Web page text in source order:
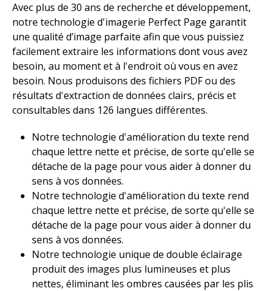
Avec plus de 30 ans de recherche et développement,
notre technologie d'imagerie Perfect Page garantit
une qualité d’image parfaite afin que vous puissiez
facilement extraire les informations dont vous avez
besoin, au moment et à l'endroit où vous en avez
besoin. Nous produisons des fichiers PDF ou des
résultats d'extraction de données clairs, précis et
consultables dans 126 langues différentes. ​
Notre technologie d'amélioration du texte rend
chaque lettre nette et précise, de sorte qu'elle se
détache de la page pour vous aider à donner du
sens à vos données.​ ​
Notre technologie d'amélioration du texte rend
chaque lettre nette et précise, de sorte qu'elle se
détache de la page pour vous aider à donner du
sens à vos données.​
Notre technologie unique de double éclairage
produit des images plus lumineuses et plus
nettes, éliminant les ombres causées par les plis